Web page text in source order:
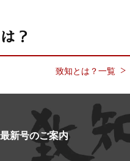
？
致知とは？一覧
最新号のご案内